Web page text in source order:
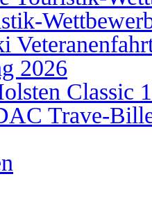
2026
Classic
Trave-